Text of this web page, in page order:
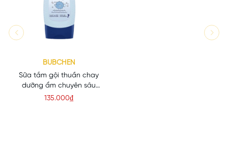
BUBCHEN
Sữa tắm gội thuần chay
dưỡng ẩm chuyên sâu
Bubchen Wasch &
135.000₫